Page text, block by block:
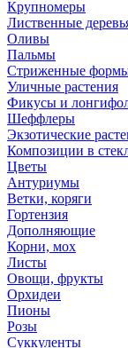
Крупномеры
Лиственные
Оливы
Пальмы
Стриженные
Уличные растения
Фикусы и
Шеффлеры
Экзотические
Композиции в
Цветы
Антуриумы
Ветки, коряги
Гортензия
Дополняющие
Корни, мох
Листы
Овощи, фрукты
Орхидеи
Пионы
Розы
Суккуленты